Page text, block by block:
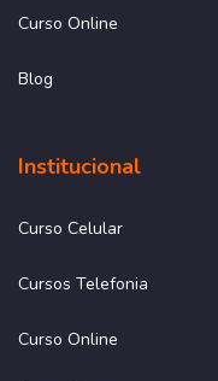
Curso Online
Blog
Institucional
Curso Celular
Cursos Telefonia
Curso Online